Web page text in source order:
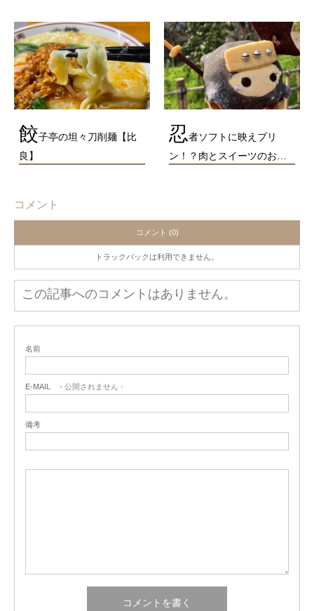
餃子亭の坦々刀削麺【比
良】
忍者ソフトに映えプリ
ン！？肉とスイーツのお…
コメント
コメント (0)
トラックバックは利用できません。
この記事へのコメントはありません。
名前
E-MAIL - 公開されません -
備考